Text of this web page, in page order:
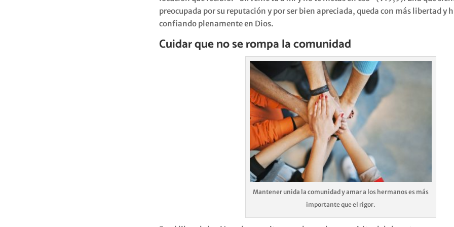
preocupada por su reputación y por ser bien apreciada, queda con más libertad y
confiando plenamente en Dios.
Cuidar que no se rompa la comunidad
Mantener unida la comunidad y amar a los hermanos es más
importante que el rigor.